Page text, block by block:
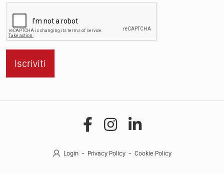
Iscriviti
Login Privacy Policy Cookie Policy